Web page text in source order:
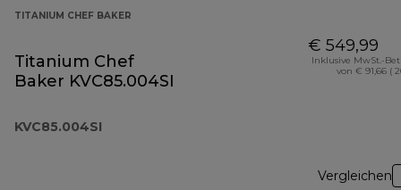
TITANIUM CHEF BAKER
Titanium Chef
Baker KVC85.004SI
KVC85.004SI
€ 549,99
Inklusive MwSt.-
von € 91,66 (
Vergleichen